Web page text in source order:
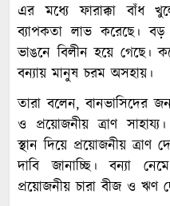
এর মধ্যে ফারাক্কা বাঁধ
ব্যাপকতা লাভ করেছে।
ভাঙনে বিলীন হয়ে গেছে।
বন্যায় মানুষ চরম অসহায়।
তারা বলেন, বানভাসিদের
ও প্রয়োজনীয় ত্রাণ
স্থান দিয়ে প্রয়োজনীয়
দাবি জানাচ্ছি। বন্যা
প্রয়োজনীয় চারা বীজ ও ঋণ